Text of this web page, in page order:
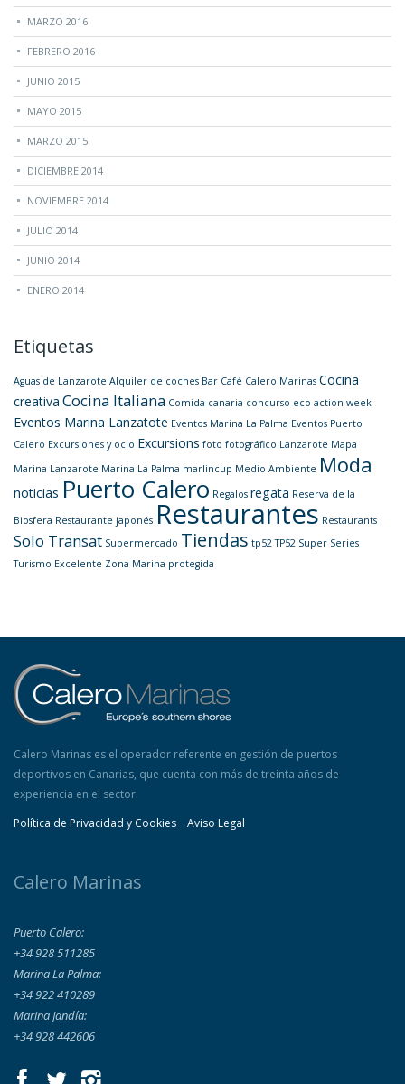
MARZO 2016
FEBRERO 2016
JUNIO 2015
MAYO 2015
MARZO 2015
DICIEMBRE 2014
NOVIEMBRE 2014
JULIO 2014
JUNIO 2014
ENERO 2014
Etiquetas
Aguas de Lanzarote Alquiler de coches Bar Café Calero Marinas Cocina
creativa Cocina Italiana Comida canaria concurso eco action week
Eventos Marina Lanzatote Eventos Marina La Palma Eventos Puerto
Calero Excursiones y ocio Excursions foto fotográfico Lanzarote Mapa
Marina Lanzarote Marina La Palma marlincup Medio Ambiente Moda
noticias Puerto Calero Regalos regata Reserva de la
Biosfera Restaurante japonés Restaurantes Restaurants
Solo Transat Supermercado Tiendas tp52 TP52 Super Series
Turismo Excelente Zona Marina protegida
Calero Marinas es el operador referente en gestión de puertos
deportivos en Canarias, que cuenta con más de treinta años de
experiencia en el sector.
Política de Privacidad y Cookies
Aviso Legal
Calero Marinas
Puerto Calero:
+34 928 511285
Marina La Palma:
+34 922 410289
Marina Jandía:
+34 928 442606